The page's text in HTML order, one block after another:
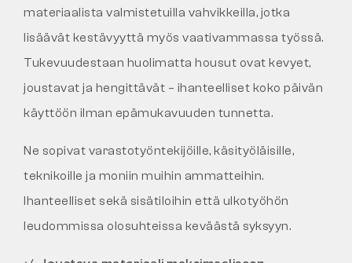
materiaalista valmistetuilla vahvikkeilla, jotka
lisäävät kestävyyttä myös vaativammassa työssä.
Tukevuudestaan huolimatta housut ovat kevyet,
joustavat ja hengittävät – ihanteelliset koko päivän
käyttöön ilman epämukavuuden tunnetta.
Ne sopivat varastotyöntekijöille, käsityöläisille,
teknikoille ja moniin muihin ammatteihin.
Ihanteelliset sekä sisätiloihin että ulkotyöhön
leudommissa olosuhteissa keväästä syksyyn.